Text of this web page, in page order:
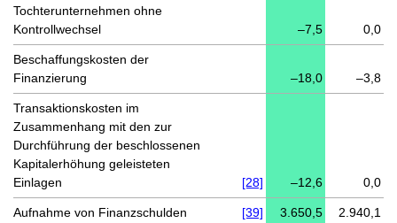
Tochterunternehmen ohne
Kontrollwechsel
–7,5 0,0
Beschaffungskosten der
Finanzierung
–18,0 –3,8
Transaktionskosten im
Zusammenhang mit den zur
Durchführung der beschlossenen
Kapitalerhöhung geleisteten
Einlagen
[28] –12,6 0,0
Aufnahme von Finanzschulden [39] 3.650,5 2.940,1